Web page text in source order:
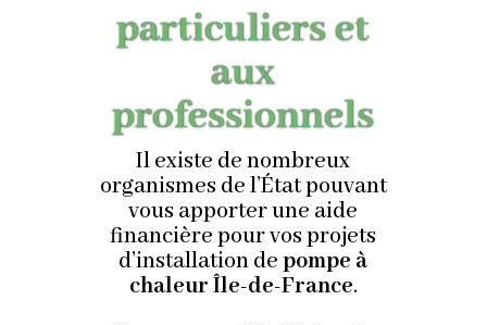
particuliers et
aux
professionnels
Il existe de nombreux
organismes de l’État pouvant
vous apporter une aide
financière pour vos projets
d’installation depompe à
chaleur Île-de-France.